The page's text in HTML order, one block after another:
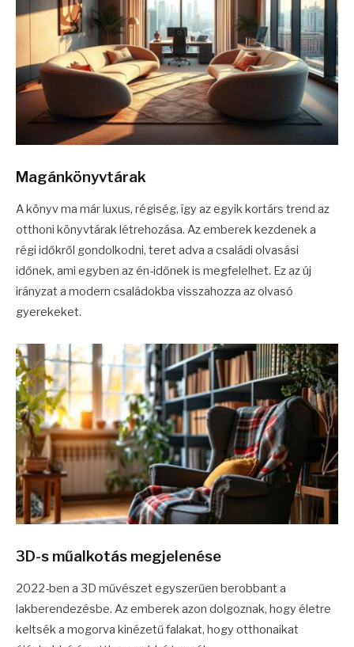
Magánkönyvtárak
A könyv ma már luxus, régiség, így az egyik kortárs trend az
otthoni könyvtárak létrehozása. Az emberek kezdenek a
régi időkről gondolkodni, teret adva a családi olvasási
időnek, ami egyben az én-időnek is megfelelhet. Ez az új
irányzat a modern családokba visszahozza az olvasó
gyerekeket.
3D-s műalkotás megjelenése
2022-ben a 3D művészet egyszerűen berobbant a
lakberendezésbe. Az emberek azon dolgoznak, hogy életre
keltsék a mogorva kinézetű falakat, hogy otthonaikat